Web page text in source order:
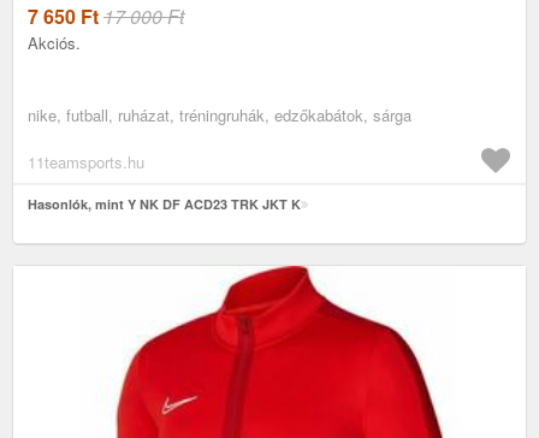
7 650 Ft17 000 Ft
Akciós.
nike, futball, ruházat, tréningruhák, edzőkabátok, sárga
11teamsports.hu
Hasonlók, mint Y NK DF ACD23 TRK JKT K